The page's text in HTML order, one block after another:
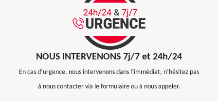
NOUS INTERVENONS 7j/7 et 24h/24
En cas d’urgence, nous intervenons dans l’immédiat, n’hésitez pas
à nous contacter via le formulaire ou à nous appeler.